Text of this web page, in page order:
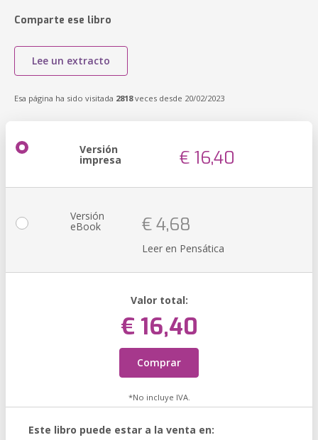
Comparte ese libro
Lee un extracto
Esa página ha sido visitada 2818veces desde 20/02/2023
Versión
impresa € 16,40
Versión
eBook € 4,68
Leer en Pensática
Valor total:
€ 16,40
Comprar
*No incluye IVA.
Este libro puede estar a la venta en: